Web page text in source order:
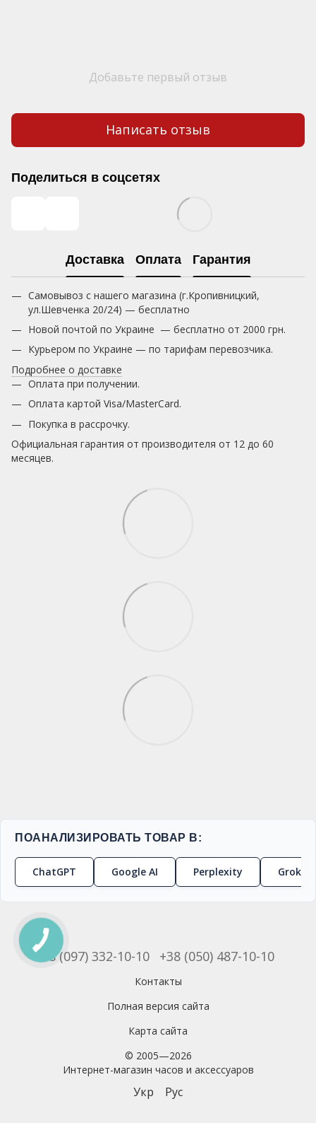
Добавьте первый отзыв
Написать отзыв
Поделиться в соцсетях
Доставка Оплата Гарантия
Самовывоз с нашего магазина (г.Кропивницкий,
ул.Шевченка 20/24) — бесплатно
Новой почтой по Украине — бесплатно от 2000 грн.
Курьером по Украине — по тарифам перевозчика.
Подробнее о доставке
Оплата при получении.
Оплата картой Visa/MasterCard.
Покупка в рассрочку.
Официальная гарантия от производителя от 12 до 60
месяцев.
ПОАНАЛИЗИРОВАТЬ ТОВАР В:
ChatGPT Google AI Perplexity Grok
+38 (097) 332-10-10 +38 (050) 487-10-10
Контакты
Полная версия сайта
Карта сайта
© 2005—2026
Интернет-магазин часов и аксессуаров
Укр Рус